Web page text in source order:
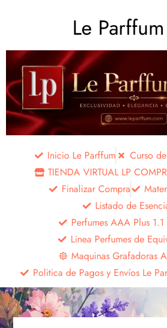
Le
Inicio Le Parffum
Curso
TIENDA VIRTUAL LP
Finalizar Compra
Listado de
Perfumes AAA Plus
Linea Perfumes de
Maquinas Grafadoras
Politica de Pagos y Envíos Le